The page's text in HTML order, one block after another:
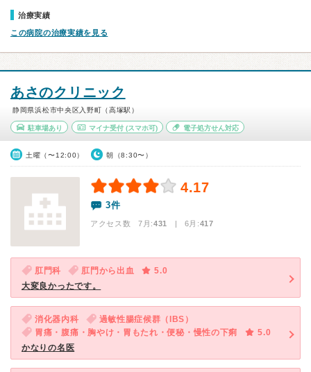
治療実績
この病院の治療実績を見る
あさのクリニック
静岡県浜松市中央区入野町（高塚駅）
駐車場あり マイナ受付(スマホ可) 電子処方せん対応
土曜（〜12:00） 朝（8:30〜）
4.17
3件
アクセス数 7月:431 | 6月:417
肛門科 肛門から出血
5.0
大変良かったです。
消化器内科
過敏性腸症候群（IBS）
胃痛・腹痛・胸やけ・胃もたれ・便秘・慢性の下痢
5.0
かなりの名医